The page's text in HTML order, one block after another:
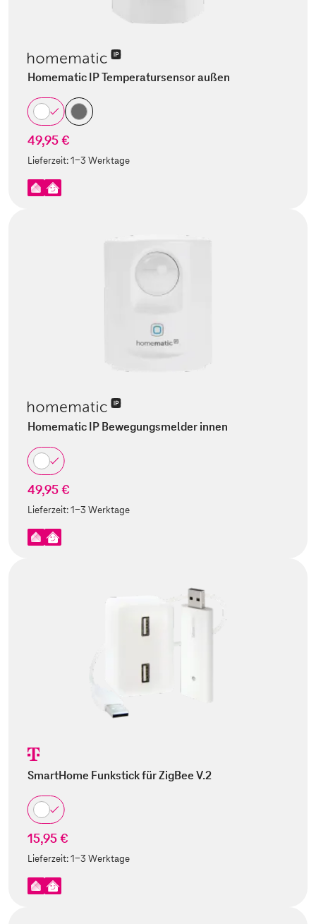
Homematic IP Temperatursensor außen
49,95 €
Lieferzeit:1-3 Werktage
Homematic IP Bewegungsmelder innen
49,95 €
Lieferzeit:1-3 Werktage
SmartHome Funkstick für ZigBee V.2
15,95 €
Lieferzeit:1-3 Werktage